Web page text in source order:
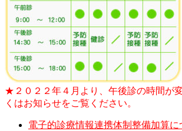
★２０２２年４月より、午後診の時間が
くはお知らせをご覧ください。
電子的診療情報連携体制整備加算に